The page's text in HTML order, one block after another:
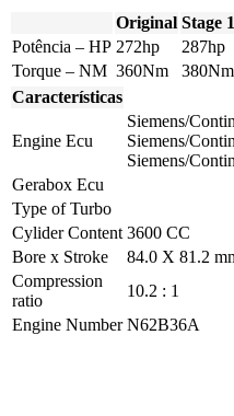
Original Stage 1
Potência – HP 272hp 287hp
Torque – NM 360Nm 380Nm
Características
Engine Ecu
Siemens/
Siemens/
Siemens/
Gerabox Ecu
Type of Turbo
Cylider Content 3600 CC
Bore x Stroke
84.0 X 81.2
Compression
ratio
10.2 : 1
Engine Number N62B36A